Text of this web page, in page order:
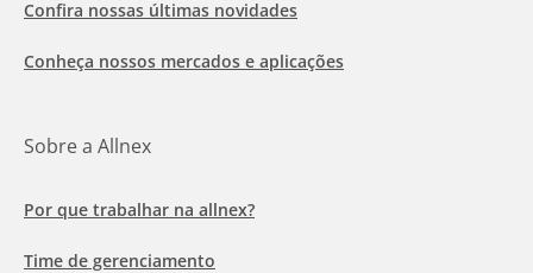
Confira nossas últimas novidades
Conheça nossos mercados e aplicações
Sobre a Allnex
Por que trabalhar na allnex?
Time de gerenciamento